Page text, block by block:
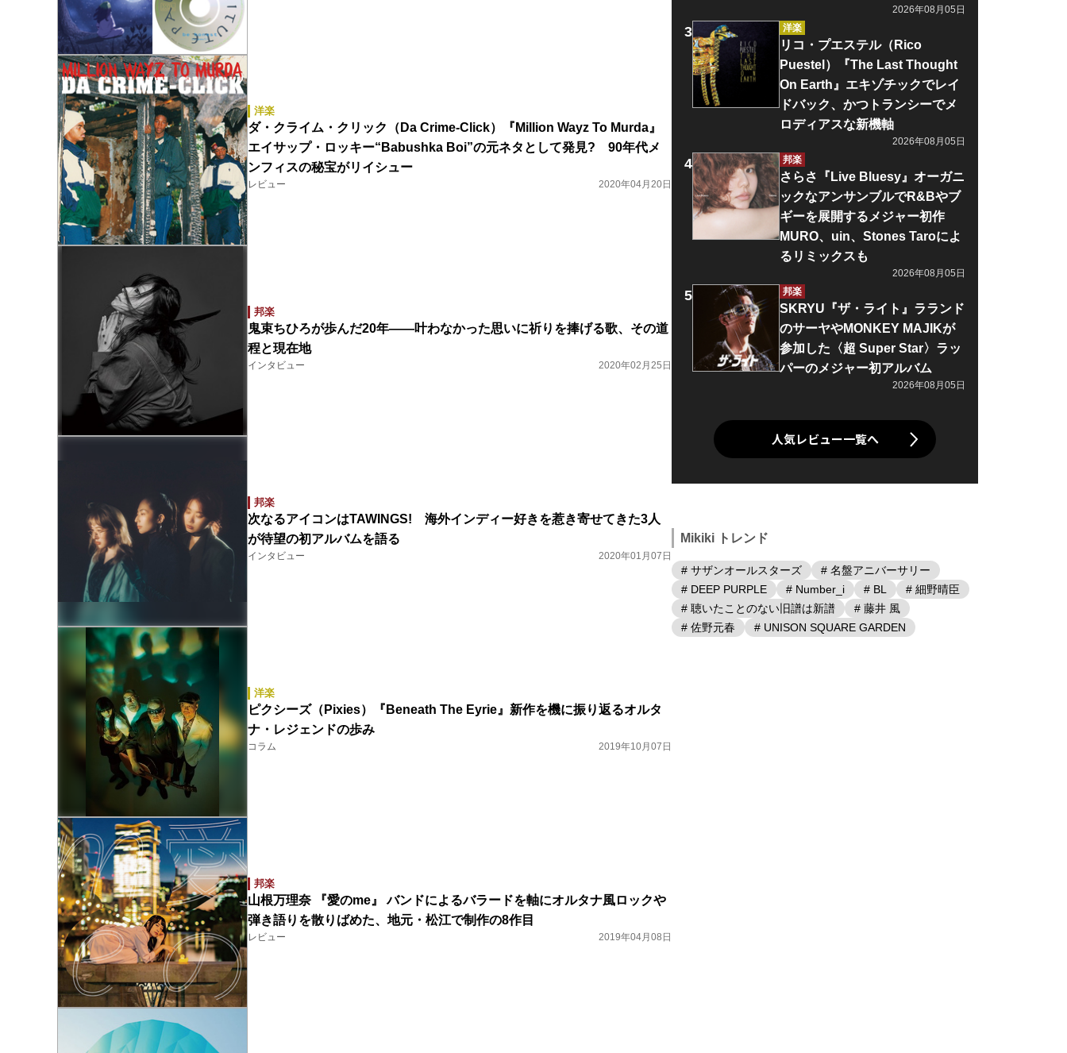
洋楽
ダ・クライム・クリック（Da Crime-Click）『Million Wayz To Murda』
エイサップ・ロッキー“Babus­hka Boi”の元ネタとして発見? 90年代メ
ンフィスの秘宝がリイシュー
レビュー 2020年04月20日
邦楽
鬼束ちひろが歩んだ20年――叶わなかった思いに祈りを捧げる歌、その道
程と現在地
インタビュー 2020年02月25日
邦楽
次なるアイコンはTAWINGS! 海外インディー好きを惹き寄せてきた3人
が待望の初アルバムを語る
インタビュー 2020年01月07日
洋楽
ピクシーズ（Pixies）『Beneath The Eyrie』新作を機に振り返るオルタ
ナ・レジェンドの歩み
コラム 2019年10月07日
邦楽
山根万理奈 『愛のme』 バンドによるバラードを軸にオルタナ風ロックや
弾き語りを散りばめた、地元・松江で制作の8作目
レビュー 2019年04月08日
2026年08月05日
洋楽
リコ・プエステル（Rico
Puestel）『The Last Thought
On Earth』エキゾチックでレイ
ドバック、かつトランシーでメ
ロディアスな新機軸
2026年08月05日
邦楽
さらさ『Live Bluesy』オーガニ
ックなアンサンブルでR&Bやブ
ギーを展開するメジャー初作
MURO、uin、Stones Taroによ
るリミックスも
2026年08月05日
邦楽
SKRYU『ザ・ライト』ラランド
のサーヤやMONKEY MAJIKが
参加した〈超 Super Star〉ラッ
パーのメジャー初アルバム
2026年08月05日
人気レビュー一覧へ
Mikiki トレンド
# サザンオールスターズ
# 名盤アニバーサリー
# DEEP PURPLE
# Number_i # BL
# 細野晴臣
# 聴いたことのない旧譜は新譜
# 藤井 風
# 佐野元春
# UNISON SQUARE GARDEN